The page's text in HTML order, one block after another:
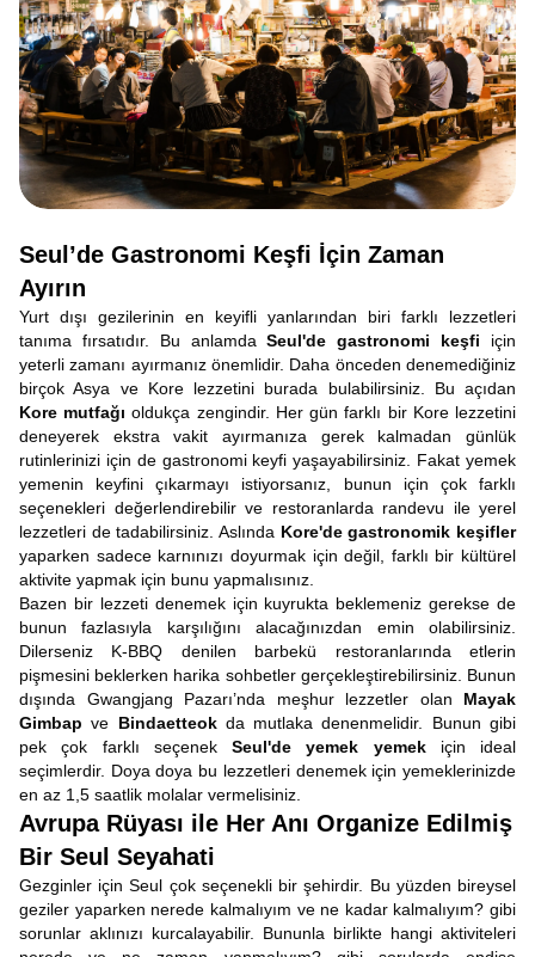
Seul’de Gastronomi Keşfi İçin Zaman
Ayırın
Yurt dışı gezilerinin en keyifli yanlarından biri farklı lezzetleri
tanıma fırsatıdır. Bu anlamdaSeul'de gastronomi keşfi için
yeterli zamanı ayırmanız önemlidir. Daha önceden denemediğiniz
birçok Asya ve Kore lezzetini burada bulabilirsiniz. Bu açıdan
Kore mutfağı oldukça zengindir. Her gün farklı bir Kore lezzetini
deneyerek ekstra vakit ayırmanıza gerek kalmadan günlük
rutinlerinizi için de gastronomi keyfi yaşayabilirsiniz. Fakat yemek
yemenin keyfini çıkarmayı istiyorsanız, bunun için çok farklı
seçenekleri değerlendirebilir ve restoranlarda randevu ile yerel
lezzetleri de tadabilirsiniz. Aslında Kore'de gastronomik keşifler
yaparken sadece karnınızı doyurmak için değil, farklı bir kültürel
aktivite yapmak için bunu yapmalısınız.
Bazen bir lezzeti denemek için kuyrukta beklemeniz gerekse de
bunun fazlasıyla karşılığını alacağınızdan emin olabilirsiniz.
Dilerseniz K-BBQ denilen barbekü restoranlarında etlerin
pişmesini beklerken harika sohbetler gerçekleştirebilirsiniz. Bunun
dışında Gwangjang Pazarı’nda meşhur lezzetler olan Mayak
Gimbap ve Bindaetteokda mutlaka denenmelidir. Bunun gibi
pek çok farklı seçenek Seul'de yemek yemekiçin ideal
seçimlerdir. Doya doya bu lezzetleri denemek için yemeklerinizde
en az 1,5 saatlik molalar vermelisiniz.
Avrupa Rüyası ile Her Anı Organize Edilmiş
Bir Seul Seyahati
Gezginler için Seul çok seçenekli bir şehirdir. Bu yüzden bireysel
geziler yaparken nerede kalmalıyım ve ne kadar kalmalıyım? gibi
sorunlar aklınızı kurcalayabilir. Bununla birlikte hangi aktiviteleri